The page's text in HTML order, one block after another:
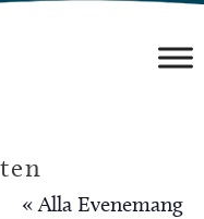
« Alla Evenemang